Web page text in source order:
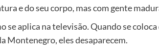
e do seu corpo, mas com gente
se aplica na televisão. Quando se
Montenegro, eles desaparecem.